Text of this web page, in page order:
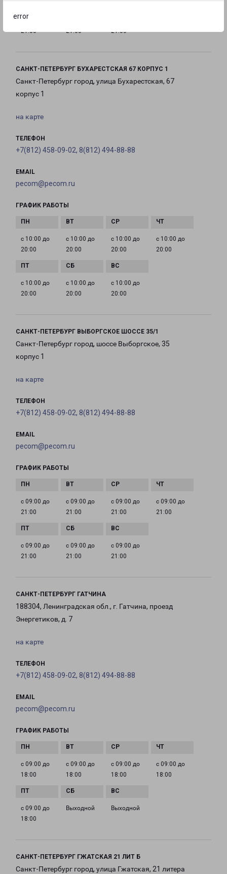
error
с 10:00 до
21:00
21:00
21:00
САНКТ-ПЕТЕРБУРГ БУХАРЕСТСКАЯ 67 КОРПУС 1
Санкт-Петербург город, улица Бухарестская, 67
корпус 1
на карте
ТЕЛЕФОН
+7(812) 458-09-02, 8(812) 494-88-88
EMAIL
pecom@pecom.ru
ГРАФИК РАБОТЫ
с 10:00 до
20:00
с 10:00 до
20:00
с 10:00 до
20:00
с 10:00 до
20:00
с 10:00 до
20:00
с 10:00 до
20:00
с 10:00 до
20:00
САНКТ-ПЕТЕРБУРГ ВЫБОРГСКОЕ ШОССЕ 35/1
Санкт-Петербург город, шоссе Выборгское, 35
корпус 1
на карте
ТЕЛЕФОН
+7(812) 458-09-02, 8(812) 494-88-88
EMAIL
pecom@pecom.ru
ГРАФИК РАБОТЫ
с 09:00 до
21:00
с 09:00 до
21:00
с 09:00 до
21:00
с 09:00 до
21:00
с 09:00 до
21:00
с 09:00 до
21:00
с 09:00 до
21:00
САНКТ-ПЕТЕРБУРГ ГАТЧИНА
188304, Ленинградская обл., г. Гатчина, проезд
Энергетиков, д. 7
на карте
ТЕЛЕФОН
+7(812) 458-09-02, 8(812) 494-88-88
EMAIL
pecom@pecom.ru
ГРАФИК РАБОТЫ
с 09:00 до
18:00
с 09:00 до
18:00
с 09:00 до
18:00
с 09:00 до
18:00
с 09:00 до
18:00
Выходной Выходной
САНКТ-ПЕТЕРБУРГ ГЖАТСКАЯ 21 ЛИТ Б
Санкт-Петербург город, улица Гжатская, 21 литера